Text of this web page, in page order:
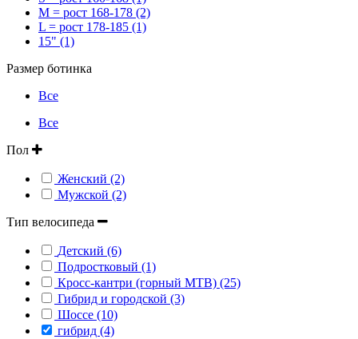
M = рост 168-178 (2)
L = рост 178-185 (1)
15" (1)
Размер ботинка
Все
Все
Пол
Женский (2)
Мужской (2)
Тип велосипеда
Детский (6)
Подростковый (1)
Кросс-кантри (горный MTB) (25)
Гибрид и городской (3)
Шоссе (10)
гибрид (4)